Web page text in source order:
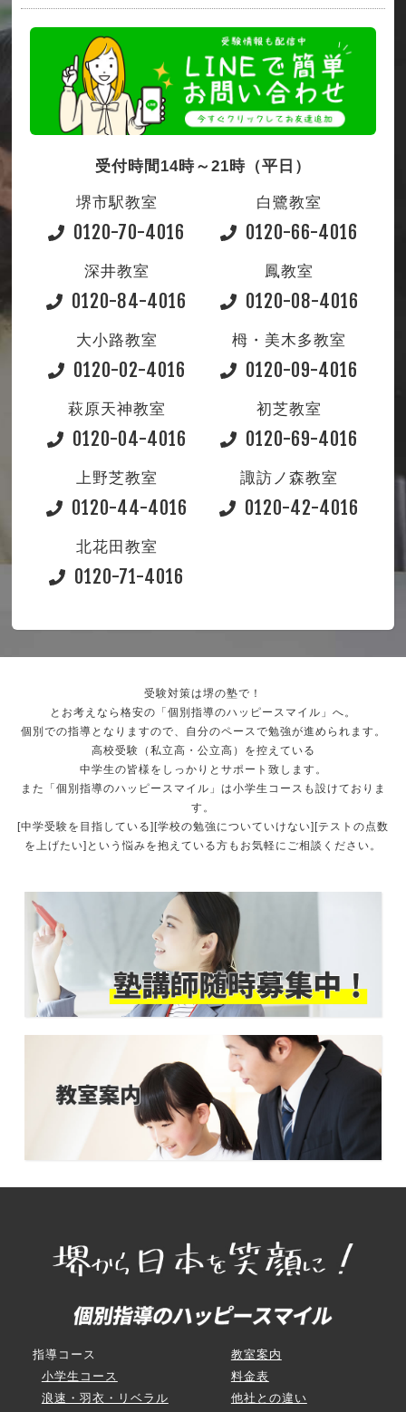
受付時間14時～21時（平日）
堺市駅教室
0120-70-4016
白鷺教室
0120-66-4016
深井教室
0120-84-4016
鳳教室
0120-08-4016
大小路教室
0120-02-4016
栂・美木多教室
0120-09-4016
萩原天神教室
0120-04-4016
初芝教室
0120-69-4016
上野芝教室
0120-44-4016
諏訪ノ森教室
0120-42-4016
北花田教室
0120-71-4016
受験対策は堺の塾で！
とお考えなら格安の「個別指導のハッピースマイル」へ。
個別での指導となりますので、自分のペースで勉強が進められます。
高校受験（私立高・公立高）を控えている
中学生の皆様をしっかりとサポート致します。
また「個別指導のハッピースマイル」は小学生コースも設けておりま
す。
[中学受験を目指している][学校の勉強についていけない][テストの点数
を上げたい]という悩みを抱えている方もお気軽にご相談ください。
指導コース
小学生コース
浪速・羽衣・リベラル
教室案内
料金表
他社との違い